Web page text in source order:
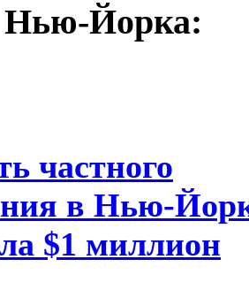
Нью-Йорка:
частного
в Нью-
$1 миллион